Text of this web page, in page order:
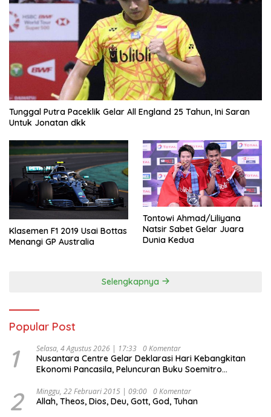
Tunggal Putra Paceklik Gelar All England 25 Tahun, Ini Saran
Untuk Jonatan dkk
Klasemen F1 2019 Usai Bottas
Menangi GP Australia
Tontowi Ahmad/Liliyana
Natsir Sabet Gelar Juara
Dunia Kedua
Selengkapnya
Popular Post
1 Selasa, 4 Agustus 2026 | 17:33 0 Komentar
Nusantara Centre Gelar Deklarasi Hari Kebangkitan
Ekonomi Pancasila, Peluncuran Buku Soemitro
Ekonomi Politik Indonesia) & Simposium Nasional
“Urgensi Undang-Undang Perekonomian Nasional dan
2 Minggu, 22 Februari 2015 | 09:00 0 Komentar
Allah, Theos, Dios, Deu, Gott, God, Tuhan